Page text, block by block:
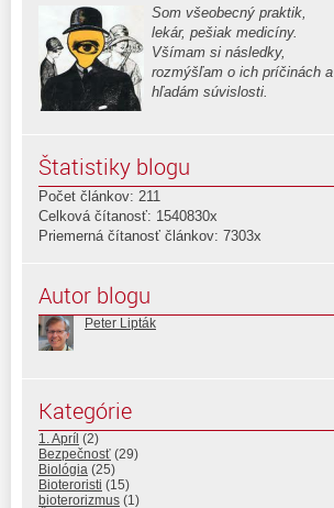
Som všeobecný praktik,
lekár, pešiak medicíny.
Všímam si následky,
rozmýšľam o ich príčinách a
hľadám súvislosti.
Štatistiky blogu
Počet článkov: 211
Celková čítanosť: 1540830x
Priemerná čítanosť článkov: 7303x
Autor blogu
Peter Lipták
Kategórie
1. Apríl (2)
Bezpečnosť (29)
Biológia (25)
Bioteroristi (15)
bioterorizmus (1)